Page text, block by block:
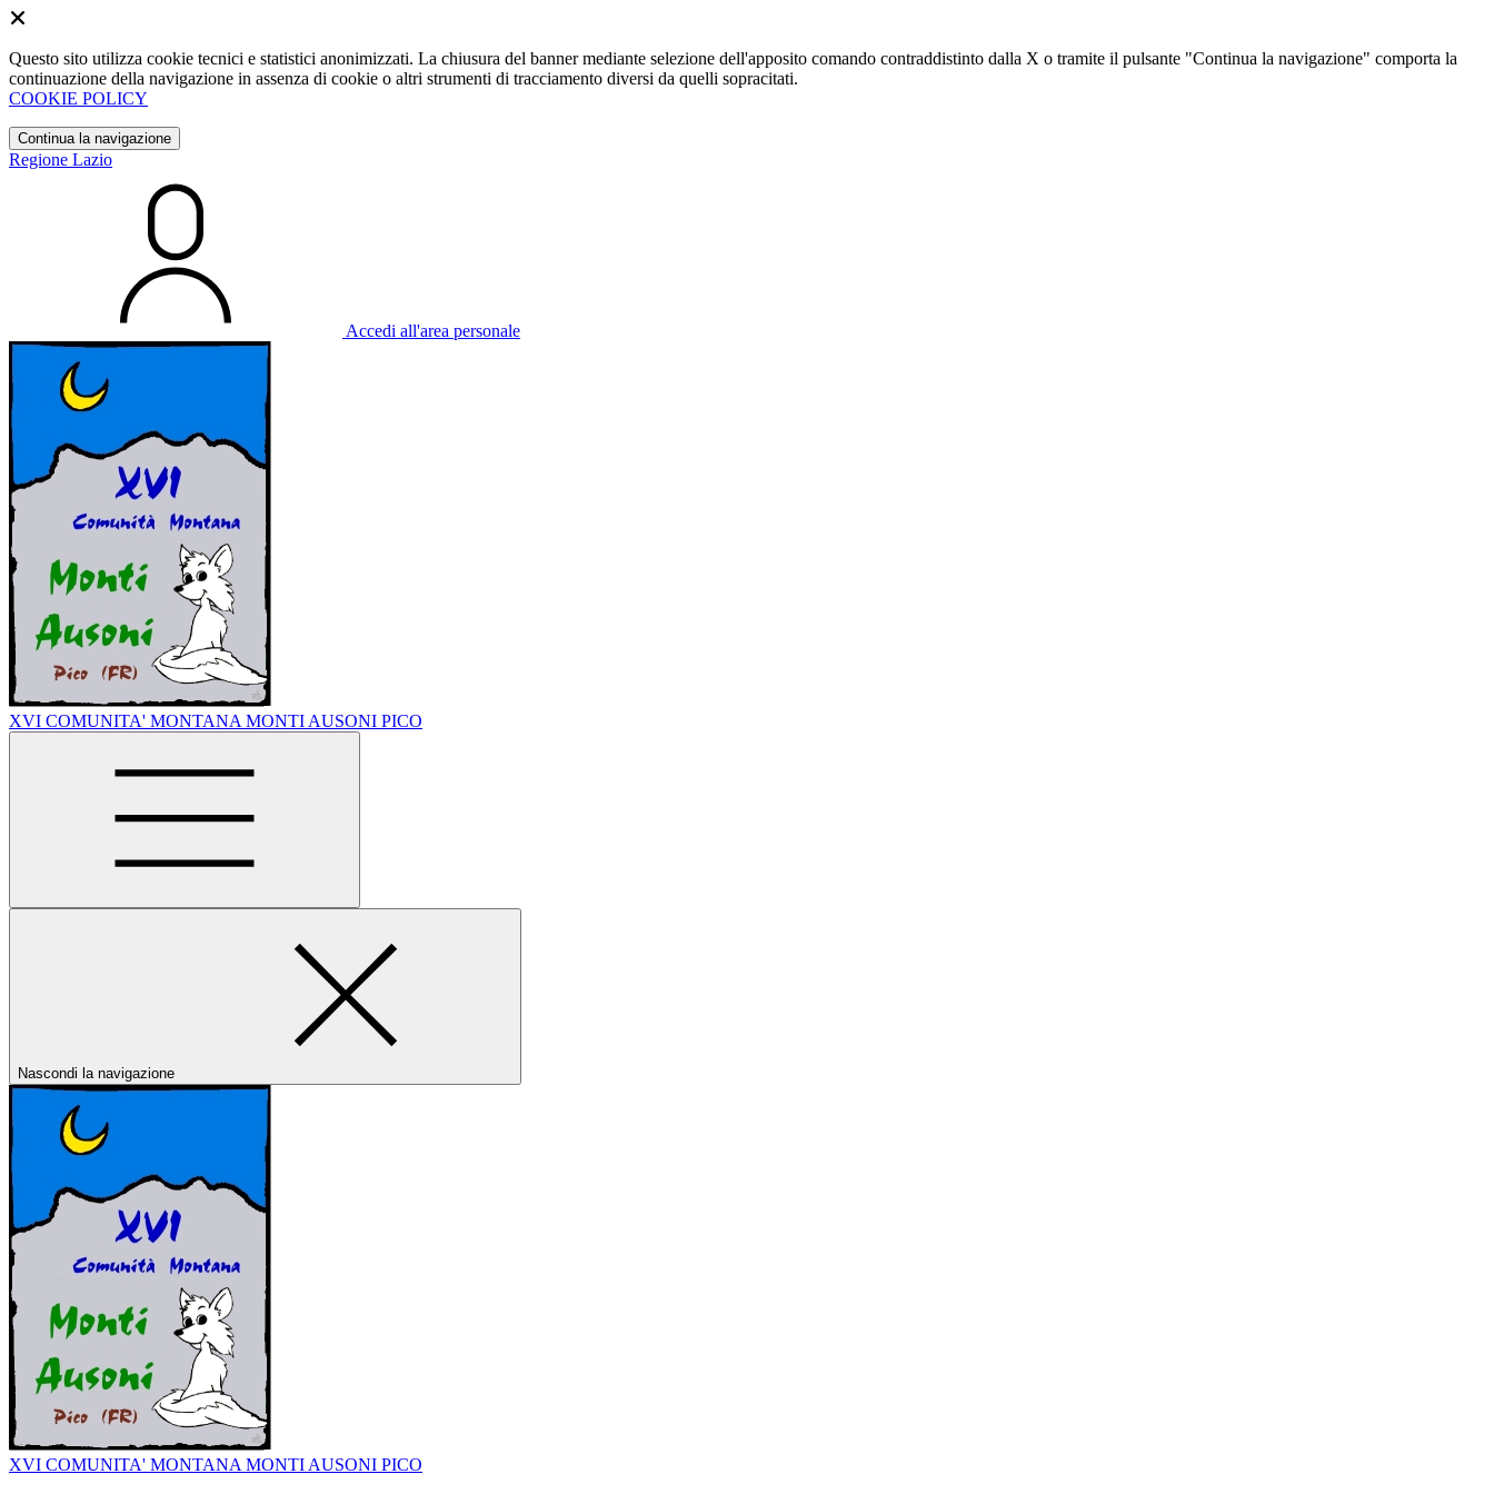
Questo sito utilizza cookie tecnici e statistici anonimizzati. La chiusura del banner mediante selezione dell'apposito comando contraddistinto dalla X o tramite il pulsante "Continua la navigazione" comporta la
continuazione della navigazione in assenza di cookie o altri strumenti di tracciamento diversi da quelli sopracitati.
COOKIE POLICY
Continua la navigazione
Regione Lazio
Accedi all'area personale
XVI COMUNITA' MONTANA MONTI AUSONI PICO
Nascondi la navigazione
XVI COMUNITA' MONTANA MONTI AUSONI PICO